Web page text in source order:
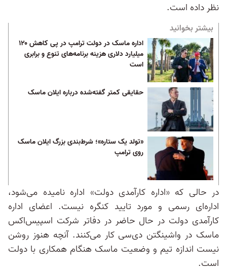
نظر داده است.
بیشتر بخوانید
اداره ماسک در دولت ترامپ در پی کاهش ۱۲۰
میلیارد دلاری هزینه برنامه‌های تنوع و برابری
است
حقایقی کمتر گفته‌شده درباره ایلان ماسک
«تولد یک ستاره»؛ شرط‌بندی بزرگ ایلان ماسک
روی ترامپ
در حالی که «اداره کارآمدی دولت» اداره نامیده می‌شود،
اداره‌ای رسمی و مورد تایید کنگره نیست. اعضای اداره
کارآمدی دولت در حال حاضر در دفاتر شرکت اسپیس‌اکس
ماسک در واشینگتن دی‌سی کار می‌کنند. آنچه هنوز روشن
نیست اندازه تیم و وضعیت ماسک هنگام همکاری با دولت
است.